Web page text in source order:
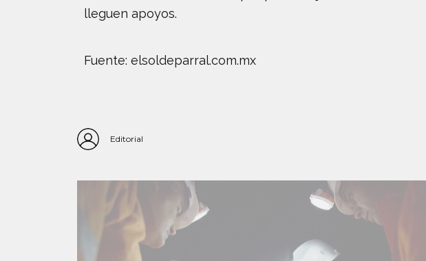
lleguen apoyos.
Fuente: elsoldeparral.com.mx
Editorial